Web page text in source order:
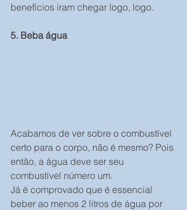
benefícios iram chegar logo, logo.
5. Beba água
Acabamos de ver sobre o combustível
certo para o corpo, não é mesmo? Pois
então, a água deve ser seu
combustível número um.
Já é comprovado que é essencial
beber ao menos 2 litros de água por